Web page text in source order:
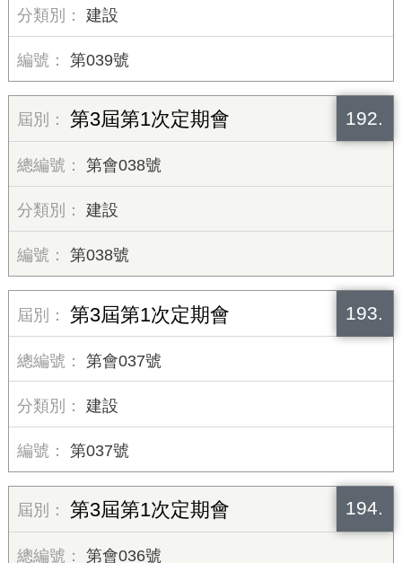
建設
第039號
192.
第3屆第1次定期會
第會038號
建設
第038號
193.
第3屆第1次定期會
第會037號
建設
第037號
194.
第3屆第1次定期會
第會036號